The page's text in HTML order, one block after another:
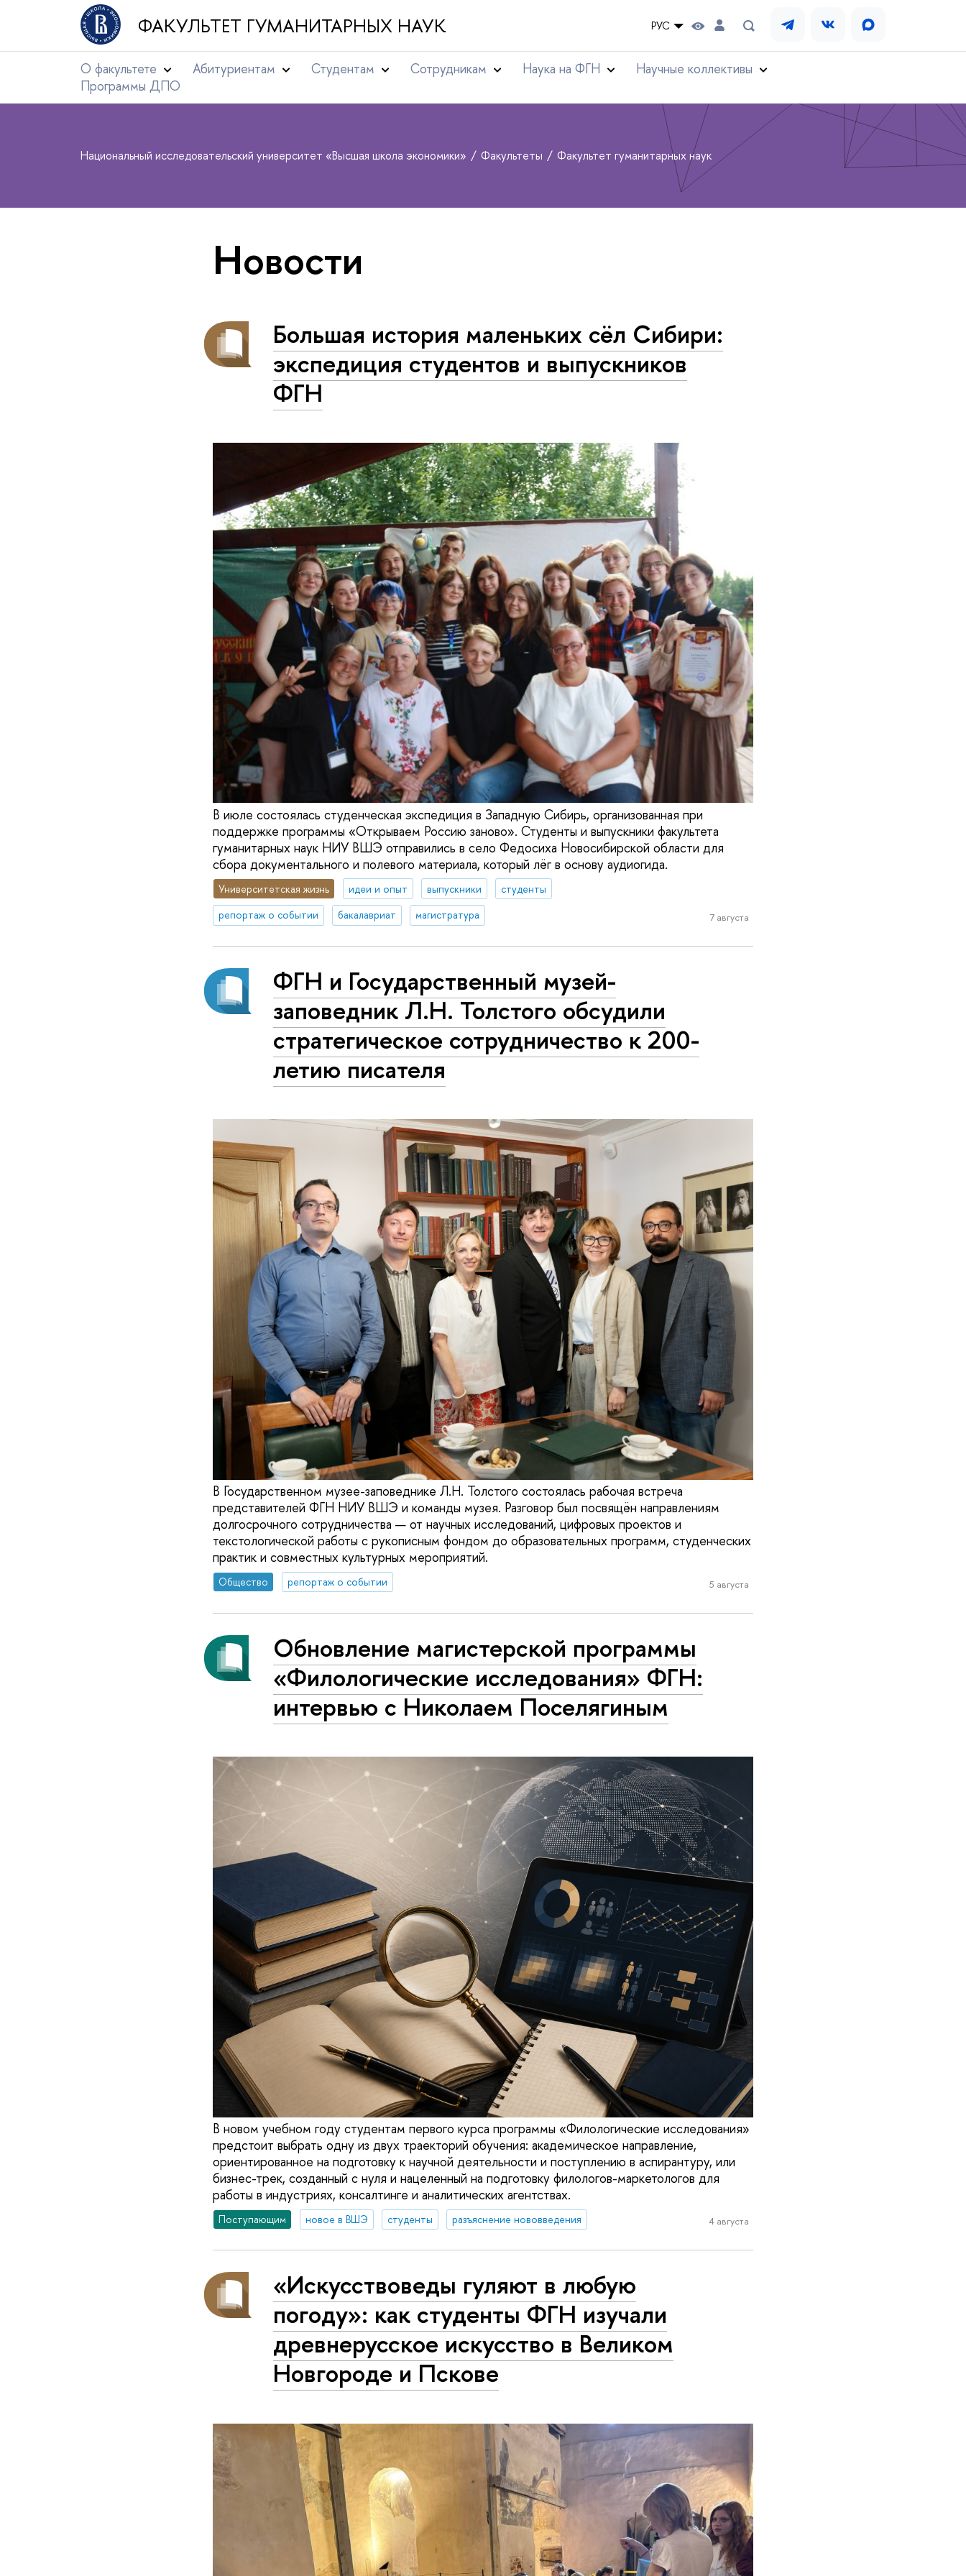
ФАКУЛЬТЕТ ГУМАНИТАРНЫХ НАУК РУС
О факультете Абитуриентам Студентам Сотрудникам Наука на ФГН
Научные коллективы
Программы ДПО
Национальный исследовательский университет «Высшая школа экономики» Факультеты Факультет гуманитарных наук
Новости
Большая история маленьких сёл Сибири:
экспедиция студентов и выпускников
ФГН
В июле состоялась студенческая экспедиция в Западную Сибирь, организованная при
поддержке программы «Открываем Россию заново». Студенты и выпускники факультета
гуманитарных наук НИУ ВШЭ отправились в село Федосиха Новосибирской области для
сбора документального и полевого материала, который лёг в основу аудиогида.
Университетская жизнь идеи и опыт выпускники
студенты
репортаж о событии
бакалавриат магистратура 7 августа
ФГН и Государственный музей-
заповедник Л.Н. Толстого обсудили
стратегическое сотрудничество к 200-
летию писателя
В Государственном музее-заповеднике Л.Н. Толстого состоялась рабочая встреча
представителей ФГН НИУ ВШЭ и команды музея. Разговор был посвящён направлениям
долгосрочного сотрудничества — от научных исследований, цифровых проектов и
текстологической работы с рукописным фондом до образовательных программ, студенческих
практик и совместных культурных мероприятий.
Общество репортаж о событии 5 августа
Обновление магистерской программы
«Филологические исследования» ФГН:
интервью с Николаем Поселягиным
В новом учебном году студентам первого курса программы «Филологические исследования»
предстоит выбрать одну из двух траекторий обучения: академическое направление,
ориентированное на подготовку к научной деятельности и поступлению в аспирантуру, или
бизнес-трек, созданный с нуля и нацеленный на подготовку филологов-маркетологов для
работы в индустриях, консалтинге и аналитических агентствах.
Поступающим новое в ВШЭ студенты разъяснение нововведения 4 августа
«Искусствоведы гуляют в любую
погоду»: как студенты ФГН изучали
древнерусское искусство в Великом
Новгороде и Пскове